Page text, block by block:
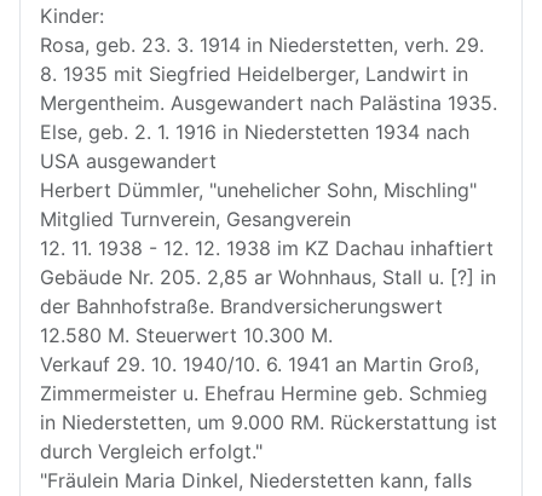
Kinder:
Rosa, geb. 23. 3. 1914 in Niederstetten, verh. 29.
8. 1935 mit Siegfried Heidelberger, Landwirt in
Mergentheim. Ausgewandert nach Palästina 1935.
Else, geb. 2. 1. 1916 in Niederstetten 1934 nach
USA ausgewandert
Herbert Dümmler, "unehelicher Sohn, Mischling"
Mitglied Turnverein, Gesangverein
12. 11. 1938 - 12. 12. 1938 im KZ Dachau inhaftiert
Gebäude Nr. 205. 2,85 ar Wohnhaus, Stall u. [?] in
der Bahnhofstraße. Brandversicherungswert
12.580 M. Steuerwert 10.300 M.
Verkauf 29. 10. 1940/10. 6. 1941 an Martin Groß,
Zimmermeister u. Ehefrau Hermine geb. Schmieg
in Niederstetten, um 9.000 RM. Rückerstattung ist
durch Vergleich erfolgt."
"Fräulein Maria Dinkel, Niederstetten kann, falls